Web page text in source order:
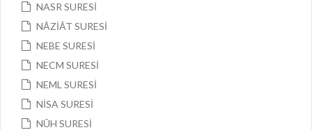
NASR SURESİ
NÂZİÂT SURESİ
NEBE SURESİ
NECM SURESİ
NEML SURESİ
NİSA SURESİ
NÛH SURESİ